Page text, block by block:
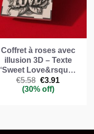
Coffret à roses avec
illusion 3D – Texte
‘Sweet Love&rsqu…
€5.58 Le
prix
initial
€3.91
(30% off)